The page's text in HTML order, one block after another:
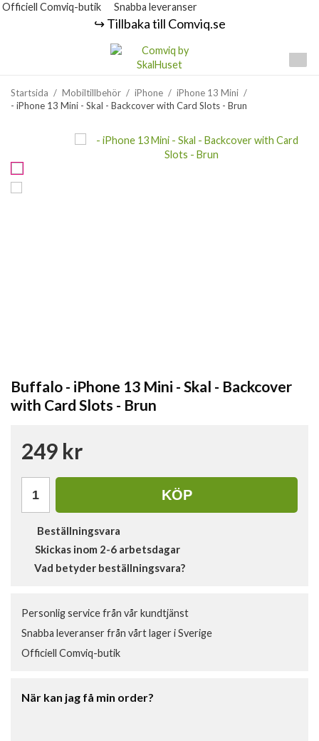
Officiell Comviq-butik Snabba leveranser
↪️ Tillbaka till Comviq.se
Startsida / Mobiltillbehör / iPhone / iPhone 13 Mini /
- iPhone 13 Mini - Skal - Backcover with Card Slots - Brun
Buffalo - iPhone 13 Mini - Skal - Backcover
with Card Slots - Brun
249 kr
KÖP
Beställningsvara
Skickas inom 2-6 arbetsdagar
Vad betyder beställningsvara?
Personlig service från vår kundtjänst
Snabba leveranser från vårt lager i Sverige
Officiell Comviq-butik
När kan jag få min order?